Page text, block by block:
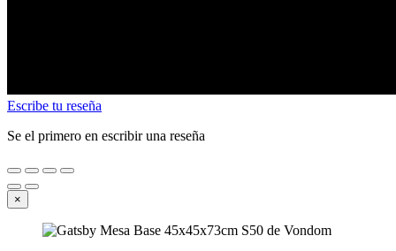
Escribe tu reseña
Se el primero en escribir una reseña
×